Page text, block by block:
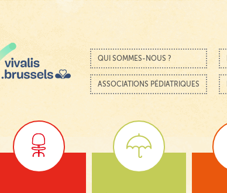
Menu
Passer au contenu
QUI SOMMES-NOUS ?
ASSOCIATIONS PÉDIATRIQUES